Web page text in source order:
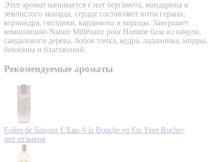
Этот аромат начинается с нот бергамота, мандарина и
землистого аккорда, сердце составляют ноты герани,
кориандра, гвоздики, кардамона и корицы. Завершает
композицию Nature Millénaire pour Homme база из пачули,
сандалового дерева, бобов тонка, кедра, ладанника, мирры,
бензоина и благовоний.
Рекомендуемые ароматы
Folies de Saisons L'Eau A la Bouche en EteYves Rocher
нет отзывов